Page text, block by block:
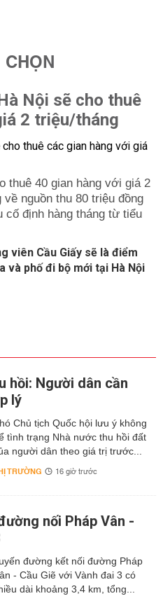
CHỌN
Nội sẽ cho thuê
2 triệu/tháng
thuê 40 gian hàng với giá 2
nguồn thu 80 triệu đồng
cố định hàng tháng từ tiểu
viên Cầu Giấy sẽ là điểm
và phố đi bộ mới tại Hà Nội
hồi: Người dân cần
lý
Chủ tịch Quốc hội lưu ý không
tình trạng Nhà nước thu hồi đất
người dân theo giá trị trước...
TRƯỜNG 16 giờ trước
nối Pháp Vân -
đường kết nối đường Pháp
- Cầu Giẽ với Vành đai 3 có
dài khoảng 3,4 km, tổng...